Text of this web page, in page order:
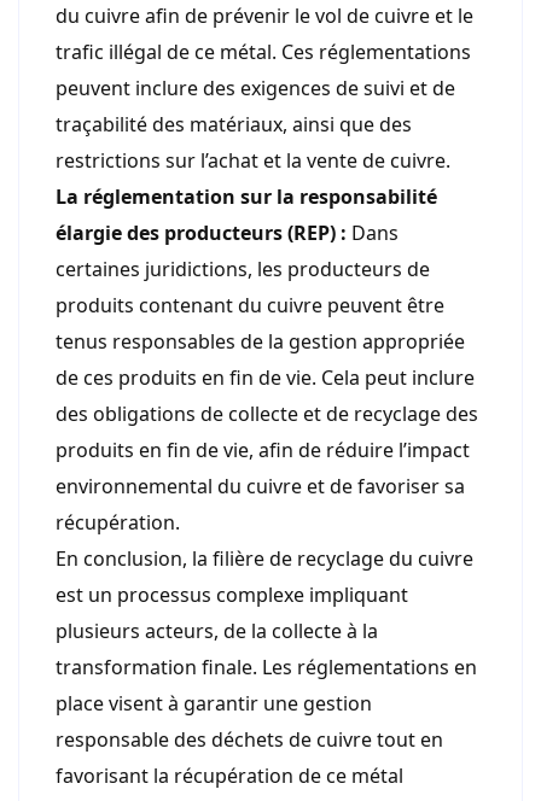
du cuivre afin de prévenir le vol de cuivre et le
trafic illégal de ce métal. Ces réglementations
peuvent inclure des exigences de suivi et de
traçabilité des matériaux, ainsi que des
restrictions sur l’achat et la vente de cuivre.
La réglementation sur la responsabilité
élargie des producteurs (REP) : Dans
certaines juridictions, les producteurs de
produits contenant du cuivre peuvent être
tenus responsables de la gestion appropriée
de ces produits en fin de vie. Cela peut inclure
des obligations de collecte et de recyclage des
produits en fin de vie, afin de réduire l’impact
environnemental du cuivre et de favoriser sa
récupération.
En conclusion, la filière de recyclage du cuivre
est un processus complexe impliquant
plusieurs acteurs, de la collecte à la
transformation finale. Les réglementations en
place visent à garantir une gestion
responsable des déchets de cuivre tout en
favorisant la récupération de ce métal